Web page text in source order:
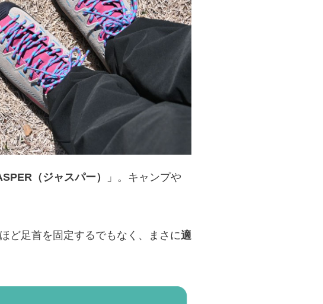
（ジャスパー）
」。キャンプや
ど足首を固定するでもなく、まさに適